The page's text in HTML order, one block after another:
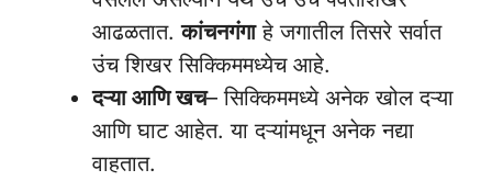
आढळतात.कांचनगंगाहे जगातील तिसरे सर्वात
उंच शिखर सिक्किममध्येच आहे.
दऱ्या आणि खच– सिक्किममध्ये अनेक खोल दऱ्या
आणि घाट आहेत. या दऱ्यांमधून अनेक नद्या
वाहतात.